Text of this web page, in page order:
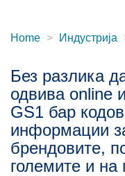
Home Индустрија
Без разлика
одвива online
GS1 бар
информации
брендовите,
големите и на